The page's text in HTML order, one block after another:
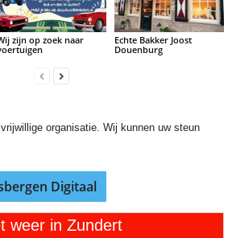
zijn op zoek naar
Echte Bakker Joost
Douenburg
organisatie. Wij kunnen uw steun
Digitaal
weer in Zundert